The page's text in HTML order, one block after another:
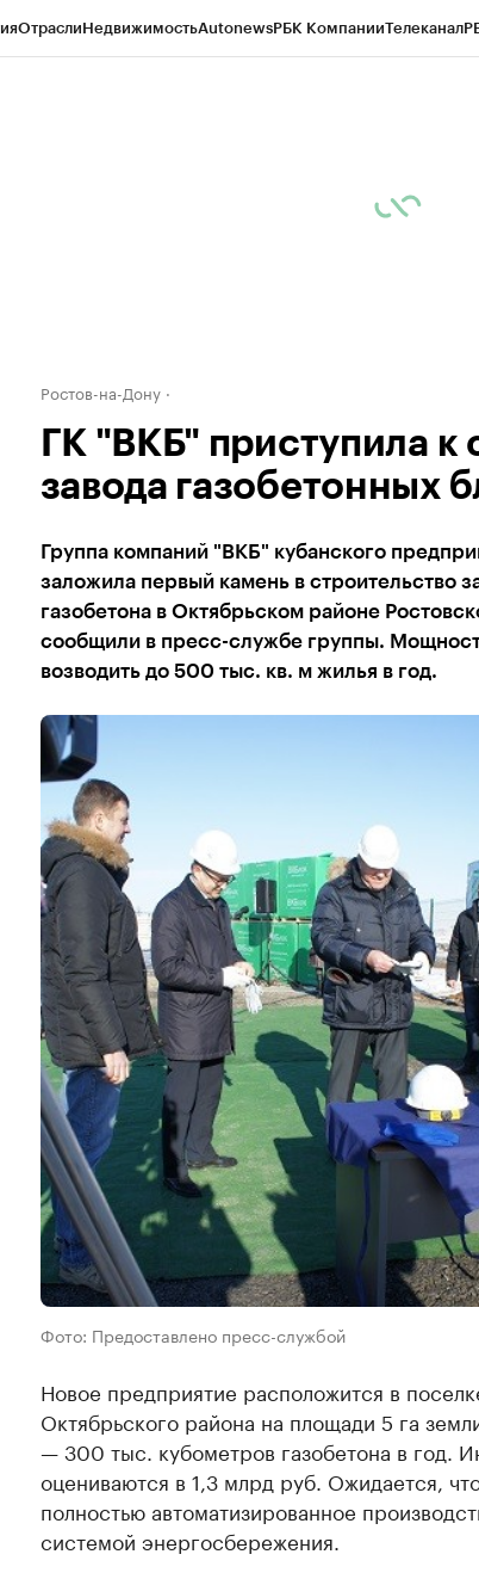
ОтраслиНедвижимостьAutonewsРБК КомпанииТелеканал
Ростов-на-Дону
ГК "ВКБ" приступила к
завода газобетонных
Группа компаний "ВКБ" кубанского
заложила первый камень в строительство
газобетона в Октябрьском районе
сообщили в пресс-службе группы.
возводить до 500 тыс. кв. м жилья в год.
Фото: Предоставлено пресс-службой
Новое предприятие расположится в
Октябрьского района на площади 5 га
— 300 тыс. кубометров газобетона в год.
оцениваются в 1,3 млрд руб. Ожидается,
полностью автоматизированное
системой энергосбережения.